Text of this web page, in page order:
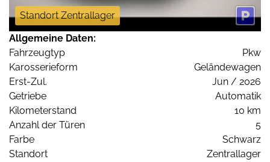
Standort Zentrallager
Allgemeine Daten:
Fahrzeugtyp
Pkw
Karosserieform
Geländewagen
Erst-Zul.
Jun / 2026
Getriebe
Automatik
Kilometerstand
10 km
Anzahl der Türen
5
Farbe
Schwarz
Standort
Zentrallager